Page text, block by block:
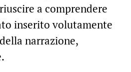
a comprendere
inserito volutamente
narrazione,